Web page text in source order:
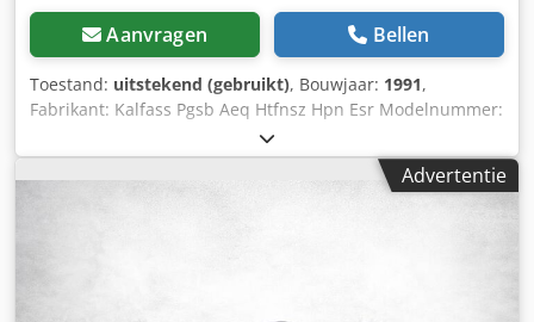
Aanvragen Bellen
Toestand: uitstekend (gebruikt), Bouwjaar: 1991,
Fabrikant: Kalfass Pgsb Aeq Htfnsz Hpn Esr Modelnummer:
Universa8060 Chjdpfx Ajq Htfnocfea Capaciteit: 40
eenheden/min Productafmetingen: 750 x 500 x 140 mm
Maximale breedte: 800 mm Afmetingen: Sealmachine 2200
x 1400 x 1800 mm - Oven 1750 x 1350 x 1300 mm - Tafel
Advertentie